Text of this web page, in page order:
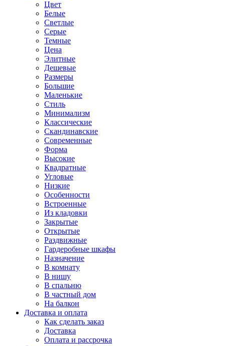
Цвет
Белые
Светлые
Серые
Темные
Цена
Элитные
Дешевые
Размеры
Большие
Маленькие
Стиль
Минимализм
Классические
Скандинавские
Современные
Форма
Высокие
Квадратные
Угловые
Низкие
Особенности
Встроенные
Из кладовки
Закрытые
Открытые
Раздвижные
Гардеробные шкафы
Назначение
В комнату
В нишу
В спальню
В частный дом
На балкон
Доставка и оплата
Как сделать заказ
Доставка
Оплата и рассрочка